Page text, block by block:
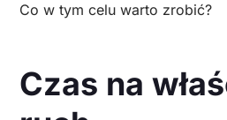
Co w tym celu warto zrobić?
Czas na